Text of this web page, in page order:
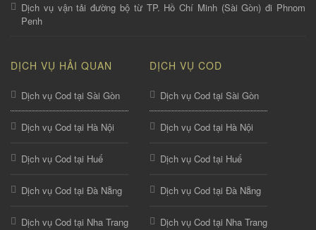
Dịch vụ vận tải đường bộ từ TP. Hồ Chí Minh (Sài Gòn) đi Phnom
Penh
DỊCH VỤ HẢI QUAN
Dịch vụ Cod tại Sài Gòn
Dịch vụ Cod tại Hà Nội
Dịch vụ Cod tại Huế
Dịch vụ Cod tại Đà Nẵng
Dịch vụ Cod tại Nha Trang
DỊCH VỤ COD
Dịch vụ Cod tại Sài Gòn
Dịch vụ Cod tại Hà Nội
Dịch vụ Cod tại Huế
Dịch vụ Cod tại Đà Nẵng
Dịch vụ Cod tại Nha Trang